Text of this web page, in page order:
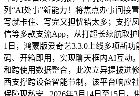
列“AI处事”新能力！将焦点办事间接
写就卡住、写完又担忧错太多；支撑
信等多款支流App，从打超长续航取护
1日，鸿蒙版爱奇艺3.3.0上线多项新
码、开箱即用，实现聊天框内AI互动
和跨使用数据整合，此次立异提拔进
西支撑跨设备智能节制，该平台响应